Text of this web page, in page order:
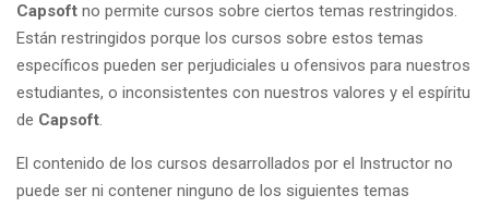
Capsoft no permite cursos sobre ciertos temas restringidos.
Están restringidos porque los cursos sobre estos temas
específicos pueden ser perjudiciales u ofensivos para nuestros
estudiantes, o inconsistentes con nuestros valores y el espíritu
de Capsoft.
El contenido de los cursos desarrollados por el Instructor no
puede ser ni contener ninguno de los siguientes temas